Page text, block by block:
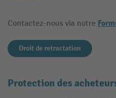
Contactez-nous via notre
Droit de retractation
Protection des